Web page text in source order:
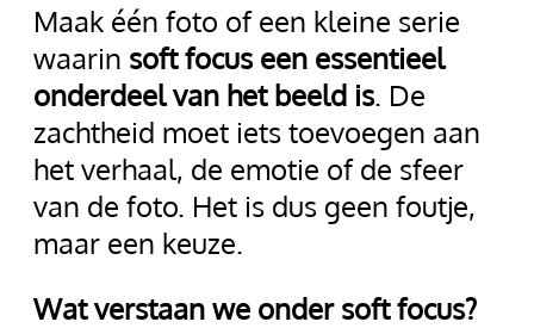
Maak één foto of een kleine serie
waarin soft focus een essentieel
onderdeel van het beeld is. De
zachtheid moet iets toevoegen aan
het verhaal, de emotie of de sfeer
van de foto. Het is dus geen foutje,
maar een keuze.
Wat verstaan we onder soft focus?